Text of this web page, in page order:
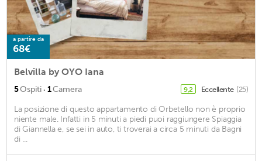
a partire da
68€
Belvilla by OYO Iana
5Ospiti · 1Camera 9,2 Eccellente (25)
La posizione di questo appartamento di Orbetello non è proprio
niente male. Infatti in 5 minuti a piedi puoi raggiungere Spiaggia
di Giannella e, se sei in auto, ti troverai a circa 5 minuti da Bagni
di ...